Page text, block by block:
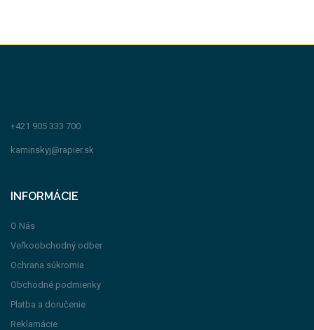
+421 905 333 700
kaminskyj@rapier.sk
INFORMÁCIE
O Nás
Veľkoobchodný odber
Ochrana súkromia
Obchodné podmienky
Platba a doručenie
Reklamácie